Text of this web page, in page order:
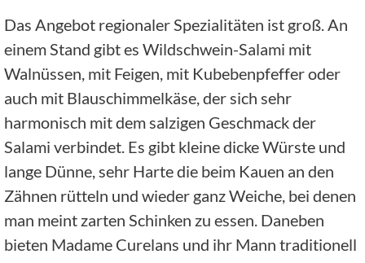
Das Angebot regionaler Spezialitäten ist groß. An
einem Stand gibt es Wildschwein-Salami mit
Walnüssen, mit Feigen, mit Kubebenpfeffer oder
auch mit Blauschimmelkäse, der sich sehr
harmonisch mit dem salzigen Geschmack der
Salami verbindet. Es gibt kleine dicke Würste und
lange Dünne, sehr Harte die beim Kauen an den
Zähnen rütteln und wieder ganz Weiche, bei denen
man meint zarten Schinken zu essen. Daneben
bieten Madame Curelans und ihr Mann traditionell